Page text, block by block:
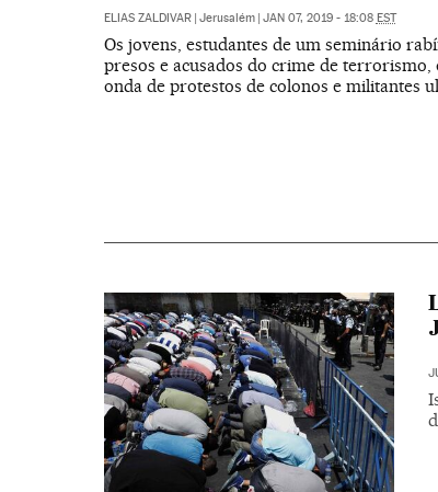
ELIAS ZALDIVAR | Jerusalém | JAN 07, 2019 - 18:08 EST
Os jovens, estudantes de um seminário
presos e acusados do crime de
onda de protestos de colonos e militantes